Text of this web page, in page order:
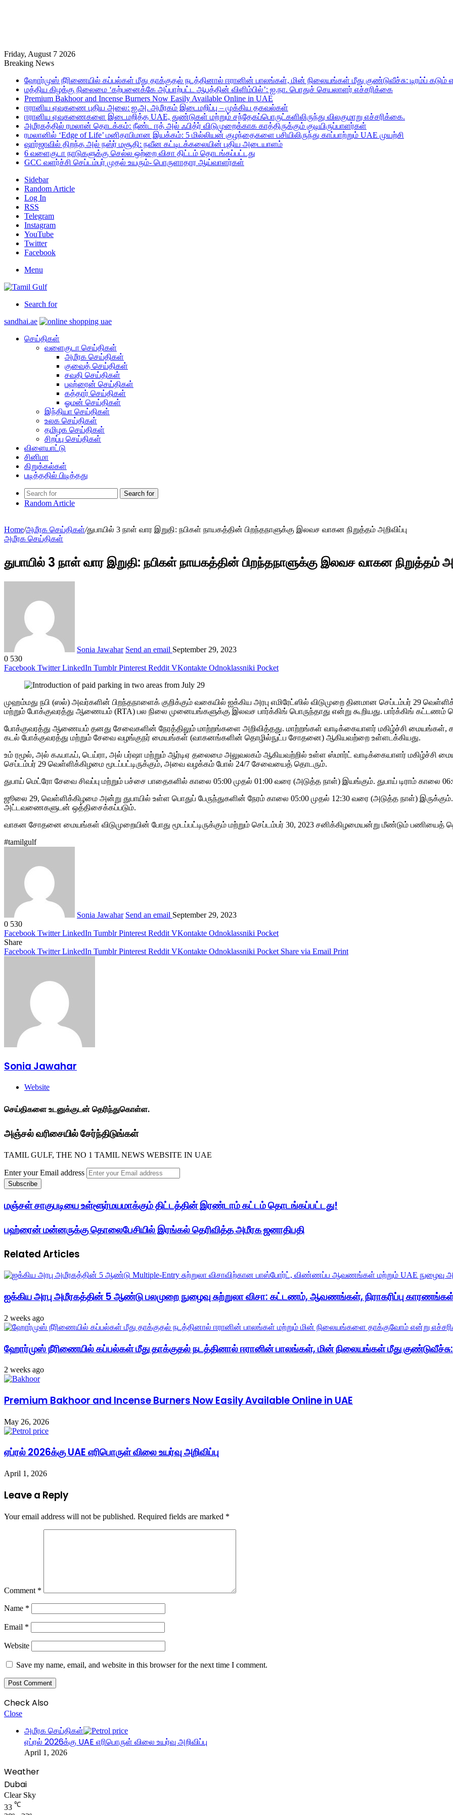
Friday, August 7 2026
Breaking News
ஹோர்முஸ் நீரிணையில் கப்பல்கள் மீது தாக்குதல் நடத்தினால் ஈரானின் பாலங்கள், மின் நிலையங்கள் மீது குண்டுவீச்சு: டிரம்ப் கடும்
மத்திய கிழக்கு நிலைமை ‘கற்பனைக்கே அப்பாற்பட்ட ஆபத்தின் விளிம்பில்’: ஐ.நா. பொதுச் செயலாளர் எச்சரிக்கை
Premium Bakhoor and Incense Burners Now Easily Available Online in UAE
ஈரானிய ஏவுகணை புதிய அலை: ஐ.அ. அமீரகம் இடைமறிப்பு – முக்கிய தகவல்கள்
ஈரானிய ஏவுகணைகளை இடைமறித்த UAE, துண்டுகள் மற்றும் சந்தேகப்பொருட்களிலிருந்து விலகுமாறு எச்சரிக்கை.
அமீரகத்தில் ரமலான் தொடக்கம்: நீண்ட ஈத் அல் ஃபித்ர் விடுமுறைக்காக காத்திருக்கும் குடியிருப்பாளர்கள்
ரமலானில் ‘Edge of Life’ மனிதாபிமான இயக்கம்: 5 மில்லியன் குழந்தைகளை பசியிலிருந்து காப்பாற்றும் UAE முயற்சி
ஷார்ஜாவில் திறந்த அல் நஸ்ர் மசூதி: நவீன கட்டிடக்கலையின் புதிய அடையாளம்
6 வளைகுடா நாடுகளுக்கு செல்ல ஒற்றை விசா திட்டம் தொடங்கப்பட்டது
GCC வளர்ச்சி செப்டம்பர் முதல் உயரும்- பொருளாதார ஆய்வாளர்கள்
Sidebar
Random Article
Log In
RSS
Telegram
Instagram
YouTube
Twitter
Facebook
Menu
Search for
sandhai.ae
செய்திகள்
வளைகுடா செய்திகள்
அமீரக செய்திகள்
குவைத் செய்திகள்
சவுதி செய்திகள்
பஹ்ரைன் செய்திகள்
கத்தார் செய்திகள்
ஓமன் செய்திகள்
இந்தியா செய்திகள்
உலக செய்திகள்
தமிழக செய்திகள்
சிறப்பு செய்திகள்
விளையாட்டு
சினிமா
கிறுக்கல்கள்
படித்ததில் பிடித்தது
Search for
Random Article
Home/அமீரக செய்திகள்/துபாயில் 3 நாள் வார இறுதி: நபிகள் நாயகத்தின் பிறந்தநாளுக்கு இலவச வாகன நிறுத்தம் அறிவிப்பு
அமீரக செய்திகள்
துபாயில் 3 நாள் வார இறுதி: நபிகள் நாயகத்தின் பிறந்தநாளுக்கு இலவச வாகன நிறுத்தம்
Sonia Jawahar Send an email September 29, 2023
0 530
Facebook Twitter LinkedIn Tumblr Pinterest Reddit VKontakte Odnoklassniki Pocket
முஹம்மது நபி (ஸல்) அவர்களின் பிறந்தநாளைக் குறிக்கும் வகையில் ஐக்கிய அரபு எமிரேட்ஸில் விடுமுறை தினமான செப்டம்பர் 29
மற்றும் போக்குவரத்து ஆணையம் (RTA) பல நிலை முனையங்களுக்கு இலவச பார்க்கிங் பொருந்தாது என்று கூறியது. பார்க்கிங் கட்டணம்
போக்குவரத்து ஆணையம் தனது சேவைகளின் நேரத்திலும் மாற்றங்களை அறிவித்தது. மாற்றங்கள் வாடிக்கையாளர் மகிழ்ச்சி மையங்கள்,
கடல் போக்குவரத்து மற்றும் சேவை வழங்குநர் மையங்கள் (வாகனங்களின் தொழில்நுட்ப சோதனை) ஆகியவற்றை உள்ளடக்கியது.
உம் ரமூல், அல் கஃபாஃப், டெய்ரா, அல் பர்ஷா மற்றும் ஆர்டிஏ தலைமை அலுவலகம் ஆகியவற்றில் உள்ள ஸ்மார்ட் வாடிக்கையாளர் மகிழ்ச்சி
செப்டம்பர் 29 வெள்ளிக்கிழமை மூடப்பட்டிருக்கும், அவை வழக்கம் போல் 24/7 சேவையைத் தொடரும்.
துபாய் மெட்ரோ சேவை சிவப்பு மற்றும் பச்சை பாதைகளில் காலை 05:00 முதல் 01:00 வரை (அடுத்த நாள்) இயங்கும். துபாய் டிராம் காலை
ஜூலை 29, வெள்ளிக்கிழமை அன்று துபாயில் உள்ள பொதுப் பேருந்துகளின் நேரம் காலை 05:00 முதல் 12:30 வரை (அடுத்த நாள்)
அட்டவணைகளுடன் ஒத்திசைக்கப்படும்.
வாகன சோதனை மையங்கள் விடுமுறையின் போது மூடப்பட்டிருக்கும் மற்றும் செப்டம்பர் 30, 2023 சனிக்கிழமையன்று மீண்டும் பணியைத்
#tamilgulf
Sonia Jawahar Send an email September 29, 2023
0 530
Facebook Twitter LinkedIn Tumblr Pinterest Reddit VKontakte Odnoklassniki Pocket
Share
Facebook Twitter LinkedIn Tumblr Pinterest Reddit VKontakte Odnoklassniki Pocket Share via Email Print
Sonia Jawahar
Website
செய்திகளை உடனுக்குடன் தெரிந்துகொள்ள.
அஞ்சல் வரிசையில் சேர்ந்திடுங்கள்
TAMIL GULF, THE NO 1 TAMIL NEWS WEBSITE IN UAE
Enter your Email address
மஞ்சள் சாகுபடியை உள்ளூர்மயமாக்கும் திட்டத்தின் இரண்டாம் கட்டம் தொடங்கப்பட்டது!
பஹ்ரைன் மன்னருக்கு தொலைபேசியில் இரங்கல் தெரிவித்த அமீரக ஜனாதிபதி
Related Articles
ஐக்கிய அரபு அமீரகத்தின் 5 ஆண்டு பலமுறை நுழைவு சுற்றுலா விசா: கட்டணம், ஆவணங்கள், நிராகரிப்பு
2 weeks ago
ஹோர்முஸ் நீரிணையில் கப்பல்கள் மீது தாக்குதல் நடத்தினால் ஈரானின் பாலங்கள், மின் நிலையங்கள் மீது குண்டுவீச்சு:
2 weeks ago
Premium Bakhoor and Incense Burners Now Easily Available Online in UAE
May 26, 2026
ஏப்ரல் 2026க்கு UAE எரிபொருள் விலை உயர்வு அறிவிப்பு
April 1, 2026
Leave a Reply
Your email address will not be published. Required fields are marked *
Comment *
Name *
Email *
Website
Save my name, email, and website in this browser for the next time I comment.
Check Also
Close
அமீரக செய்திகள்
ஏப்ரல் 2026க்கு UAE எரிபொருள் விலை உயர்வு அறிவிப்பு
April 1, 2026
Weather
Dubai
Clear Sky
33 ℃